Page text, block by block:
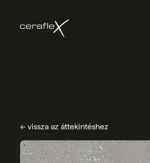
← vissza az áttekintéshez